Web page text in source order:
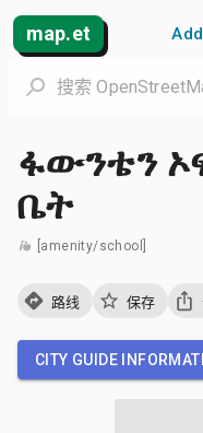
map.et
ፋውንቴን
ቤት
[amenity/school]
路线 保存
CITY GUIDE